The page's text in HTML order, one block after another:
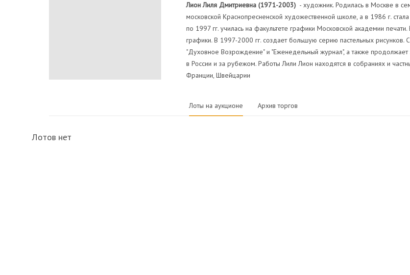
Лион Лиля Дмитриевна (1971-2003)- художник. Родилась в Москве в
московской Краснопресненской художественной школе, а в 1986 г.
по 1997 гг. училась на факультете графики Московской академии
графики. В 1997-2000 гг. создает большую серию пастельных рисунков.
"Духовное Возрождение" и "Еженедельный журнал", а также продолжает
в России и за рубежом. Работы Лили Лион находятся в собраниях и
Франции, Швейцарии
Лоты на аукционе Архив торгов
Лотов нет